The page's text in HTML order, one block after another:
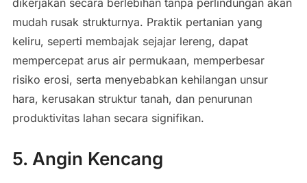
mudah rusak strukturnya. Praktik pertanian yang
keliru, seperti membajak sejajar lereng, dapat
mempercepat arus air permukaan, memperbesar
risiko erosi, serta menyebabkan kehilangan unsur
hara, kerusakan struktur tanah, dan penurunan
produktivitas lahan secara signifikan.
5. Angin Kencang